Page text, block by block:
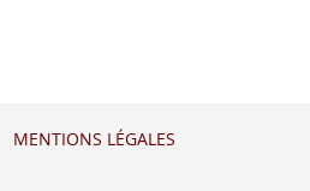
MENTIONS LÉGALES